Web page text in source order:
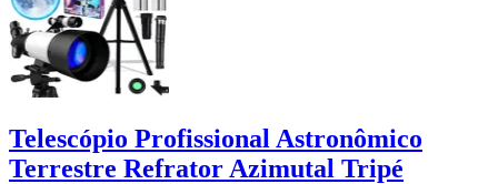
Telescópio Profissional Astronômico
Terrestre Refrator Azimutal Tripé